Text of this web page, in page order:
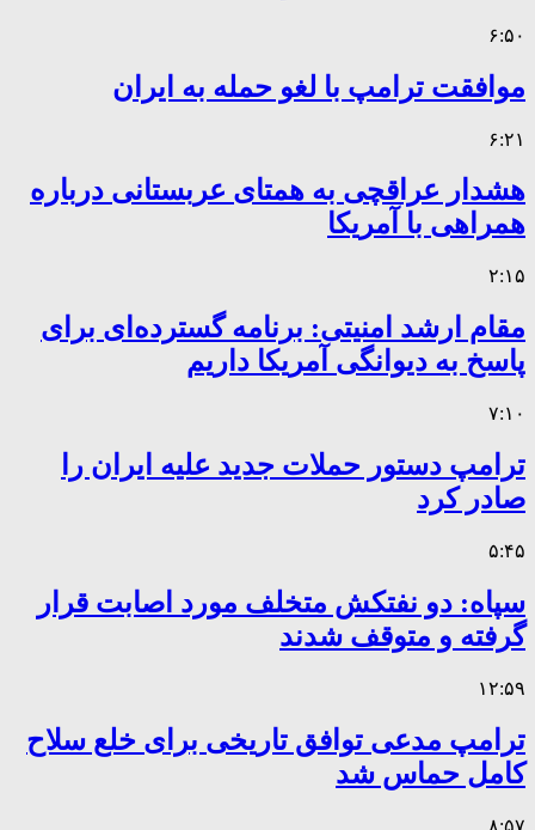
۶:۵۰
موافقت ترامپ با لغو حمله به ایران
۶:۲۱
هشدار عراقچی به همتای عربستانی درباره
همراهی با آمریکا
۲:۱۵
مقام ارشد امنیتی: برنامه گسترده‌ای برای
پاسخ به دیوانگی آمریکا داریم
۷:۱۰
ترامپ دستور حملات جدید علیه ایران را
صادر کرد
۵:۴۵
سپاه: دو نفتکش متخلف مورد اصابت قرار
گرفته و متوقف شدند
۱۲:۵۹
ترامپ مدعی توافق تاریخی برای خلع سلاح
کامل حماس شد
۸:۵۷